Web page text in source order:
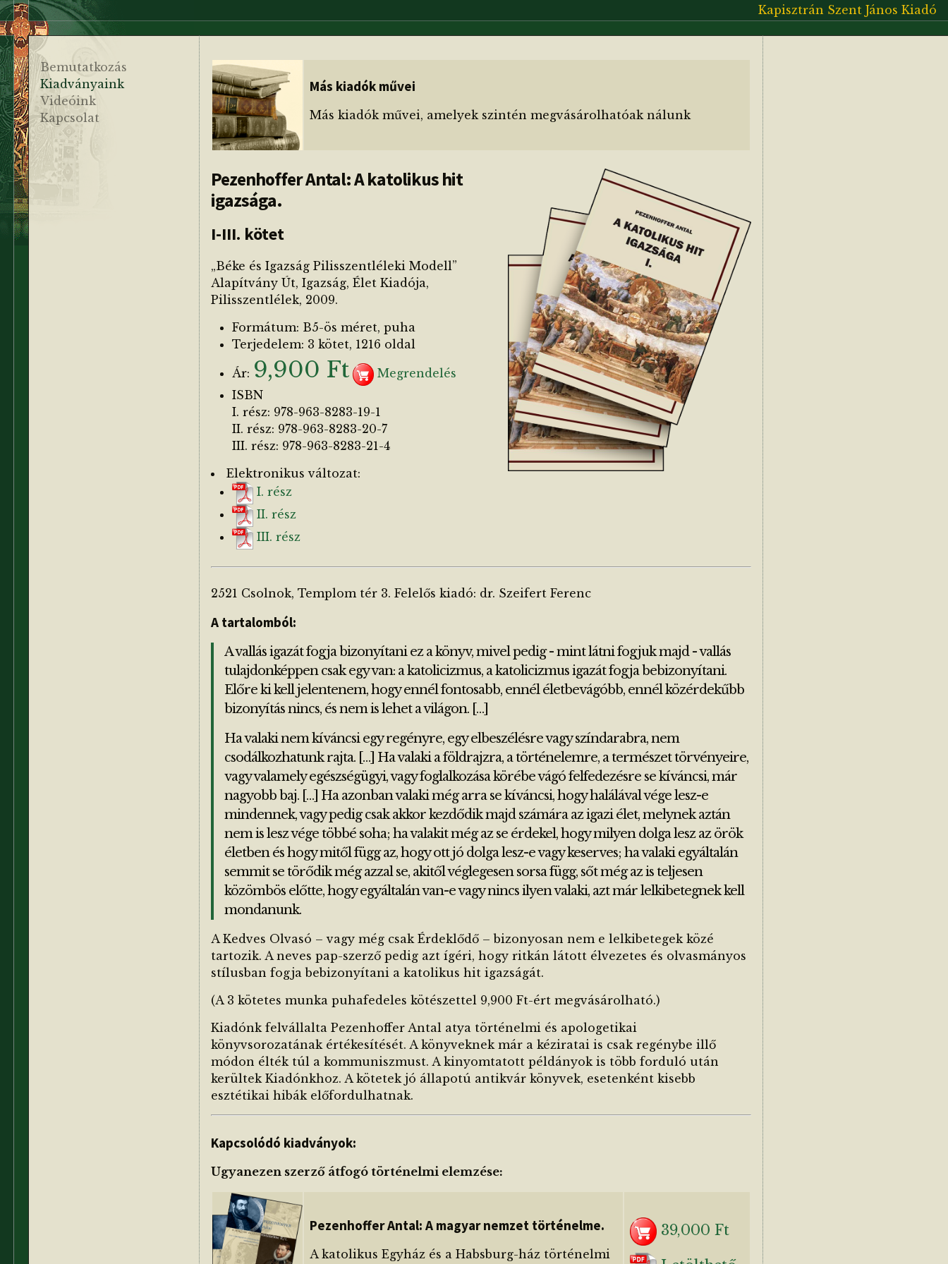
Kapisztrán Szent János Kiadó
Bemutatkozás
Kiadványaink
Videóink
Kapcsolat
Más kiadók művei
Más kiadók művei, amelyek szintén megvásárolhatóak nálunk
Pezenhoffer Antal: A katolikus hit
igazsága.
I-III. kötet
„Béke és Igazság Pilisszentléleki Modell”
Alapítvány Út, Igazság, Élet Kiadója,
Pilisszentlélek, 2009.
Formátum: B5-ös méret, puha
Terjedelem: 3 kötet, 1216 oldal
Ár: 9,900 Ft
Megrendelés
ISBN
I. rész: 978-963-8283-19-1
II. rész: 978-963-8283-20-7
III. rész: 978-963-8283-21-4
Elektronikus változat:
I. rész
II. rész
III. rész
2521 Csolnok, Templom tér 3. Felelős kiadó: dr. Szeifert Ferenc
A tartalomból:
A vallás igazát fogja bizonyítani ez a könyv, mivel pedig - mint látni fogjuk majd - vallás
tulajdonképpen csak egy van: a katolicizmus, a katolicizmus igazát fogja bebizonyítani.
Előre ki kell jelentenem, hogy ennél fontosabb, ennél életbevágóbb, ennél közérdekűbb
bizonyítás nincs, és nem is lehet a világon. […]
Ha valaki nem kíváncsi egy regényre, egy elbeszélésre vagy színdarabra, nem
csodálkozhatunk rajta. […] Ha valaki a földrajzra, a történelemre, a természet törvényeire,
vagy valamely egészségügyi, vagy foglalkozása körébe vágó felfedezésre se kíváncsi, már
nagyobb baj. […] Ha azonban valaki még arra se kíváncsi, hogy halálával vége lesz-e
mindennek, vagy pedig csak akkor kezdődik majd számára az igazi élet, melynek aztán
nem is lesz vége többé soha; ha valakit még az se érdekel, hogy milyen dolga lesz az örök
életben és hogy mitől függ az, hogy ott jó dolga lesz-e vagy keserves; ha valaki egyáltalán
semmit se törődik még azzal se, akitől véglegesen sorsa függ, sőt még az is teljesen
közömbös előtte, hogy egyáltalán van-e vagy nincs ilyen valaki, azt már lelkibetegnek kell
mondanunk.
A Kedves Olvasó – vagy még csak Érdeklődő – bizonyosan nem e lelkibetegek közé
tartozik. A neves pap-szerző pedig azt ígéri, hogy ritkán látott élvezetes és olvasmányos
stílusban fogja bebizonyítani a katolikus hit igazságát.
(A 3 kötetes munka puhafedeles kötészettel 9,900 Ft-ért megvásárolható.)
Kiadónk felvállalta Pezenhoffer Antal atya történelmi és apologetikai
könyvsorozatának értékesítését. A könyveknek már a kéziratai is csak regénybe illő
módon élték túl a kommuniszmust. A kinyomtatott példányok is több forduló után
kerültek Kiadónkhoz. A kötetek jó állapotú antikvár könyvek, esetenként kisebb
esztétikai hibák előfordulhatnak.
Kapcsolódó kiadványok:
Ugyanezen szerző átfogó történelmi elemzése:
Pezenhoffer Antal: A magyar nemzet történelme.
A katolikus Egyház és a Habsburg-ház történelmi
39,000 Ft